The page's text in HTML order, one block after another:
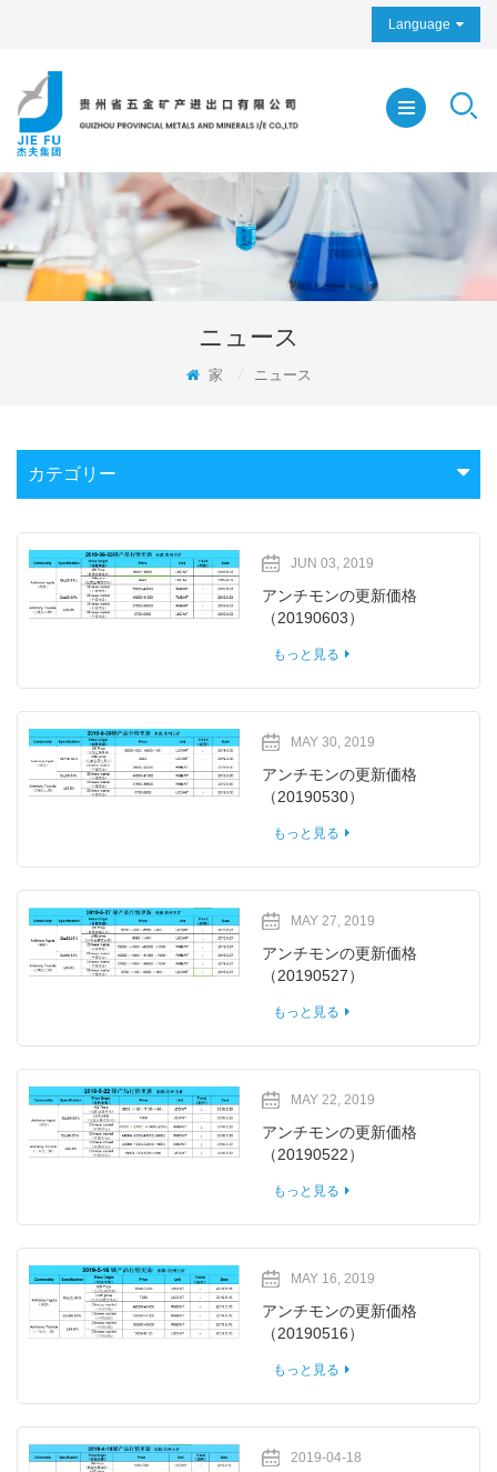
Language
ニュース
家 ニュース
カテゴリー
JUN 03, 2019
アンチモンの更新価格
（20190603）
もっと見る
MAY 30, 2019
アンチモンの更新価格
（20190530）
もっと見る
MAY 27, 2019
アンチモンの更新価格
（20190527）
もっと見る
MAY 22, 2019
アンチモンの更新価格
（20190522）
もっと見る
MAY 16, 2019
アンチモンの更新価格
（20190516）
もっと見る
2019-04-18